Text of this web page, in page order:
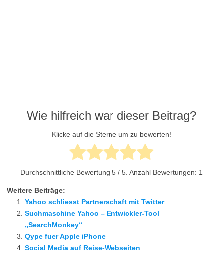
Wie hilfreich war dieser Beitrag?
Klicke auf die Sterne um zu bewerten!
Durchschnittliche Bewertung 5 / 5. Anzahl Bewertungen: 1
Weitere Beiträge:
Yahoo schliesst Partnerschaft mit Twitter
Suchmaschine Yahoo – Entwickler-Tool
„SearchMonkey“
Qype fuer Apple iPhone
Social Media auf Reise-Webseiten